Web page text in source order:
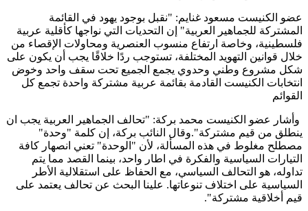
عضو الكنيست مسعود غنايم: "نقبل بوجود يهود في القائمة
المشتركة للجماهير العربية" إن التحديات التي نواجها كأقلية عربية
فلسطينية، وخاصة ارتفاع منسوب العنصرية ومحاولات الإقصاء من
خلال قوانين التهويد المختلفة، تستوجب ردًا خلاقًا يجب أن يكون على
شكل مشروع وطني وحدوي يجمع الجميع تحت سقف واحد وخوض
انتخابات الكنيست القادمة بقائمة عربية مشتركة واحدة تجمع كل
القوائم
وأشار عضو الكنيست محمد بركة: "تحالف الجماهير العربية يجب ان
ينطلق من قيم مشتركة".وقال النائب بركة، إن كلمة "وحدة"
مصطلح مغلوط في هذه المسألة، لأن "الوحدة" تعني انصهار كافة
التيارات السياسية والفكرة في اطار واحد، بينما القصد مما يتم
تداوله، هو التحالف السياسي، مع الحفاظ على استقلالية الأطر
السياسية على اختلاف تنوعاتها. علينا البحث عن تحالف يعتمد على
قيم أخلاقية مشتركة".